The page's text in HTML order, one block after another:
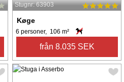
Stugnr: 63903
Køge
6 personer, 106 m²
från 8.035 SEK